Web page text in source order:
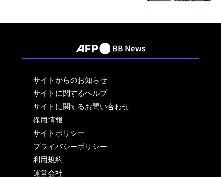
サイトからのお知らせ
サイトに関するヘルプ
サイトに関するお問い合わせ
採用情報
サイトポリシー
プライバシーポリシー
利用規約
運営会社